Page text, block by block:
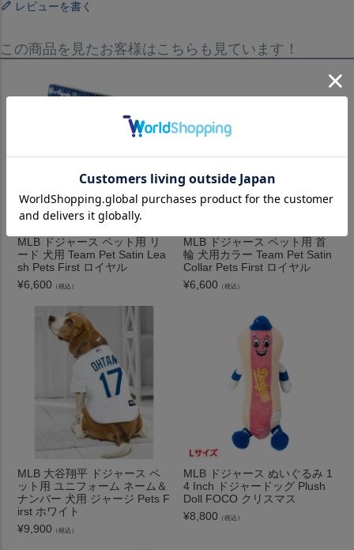
レビューを書く
この商品を見たお客様はこちらも見ています！
MLB ドジャース ペット用 リ
ード 犬用 Team Pet Satin Lea
sh Pets First ロイヤル
¥6,600 （税込）
MLB ドジャース ペット用 首
輪 犬用カラー Team Pet Satin
Collar Pets First ロイヤル
¥6,600 （税込）
MLB 大谷翔平 ドジャース ペ
ット用 ユニフォーム ネーム＆
ナンバー 犬用 ジャージ Pets F
irst ホワイト
¥9,900 （税込）
MLB ドジャース ぬいぐるみ 1
4 Inch ドジャードッグ Plush
Doll FOCO クリスマス
¥8,800 （税込）